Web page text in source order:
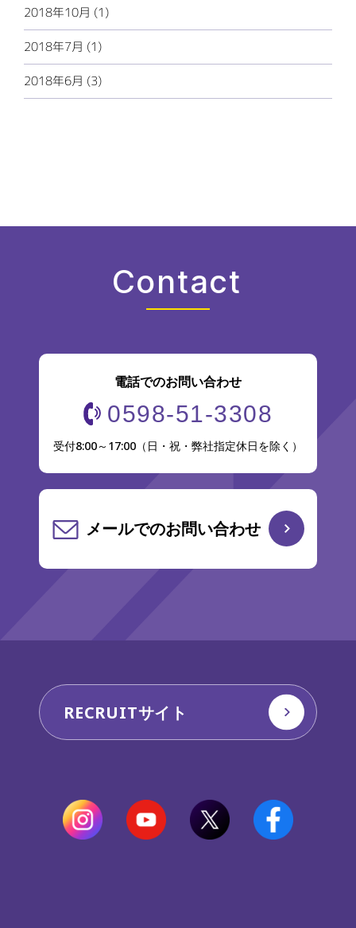
2018年10月 (1)
2018年7月 (1)
2018年6月 (3)
Contact
電話でのお問い合わせ
0598-51-3308
受付8:00～17:00（日・祝・弊社指定休日を除く）
メールでのお問い合わせ
RECRUITサイト